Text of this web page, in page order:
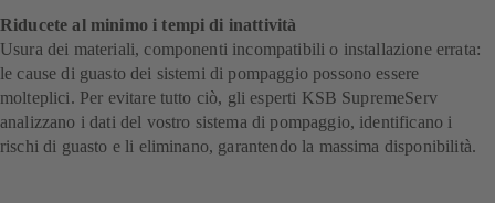
Riducete al minimo i tempi di inattività
Usura dei materiali, componenti incompatibili o installazione errata:
le cause di guasto dei sistemi di pompaggio possono essere
molteplici. Per evitare tutto ciò, gli esperti KSB SupremeServ
analizzano i dati del vostro sistema di pompaggio, identificano i
rischi di guasto e li eliminano, garantendo la massima disponibilità.